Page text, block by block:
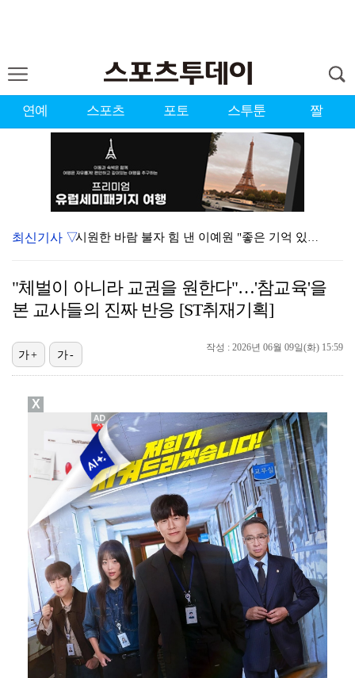
연예 스포츠 포토 스투툰 짤
시원한 바람 불자 힘 낸 이예원 "좋은 기억 있는 테디…
[ST포토] 문정민, 멀리 보낸다
[ST포토] 김민주, 오준식 캐디와 함께 출발
[ST포토] 한진선, 기분 좋은 미소
'전참시' 리센느 메이 "희망 보이지 않아 팀 탈퇴 고…
[ST포토] 유현조, 페어웨이 끝까지 가자
[ST포토] 한진선, 타구 확인
최신기사 ▽
"체벌이 아니라 교권을 원한다"…'참교육'을
본 교사들의 진짜 반응 [ST취재기획]
작성 : 2026년 06월 09일(화) 15:59
가+ 가-
X